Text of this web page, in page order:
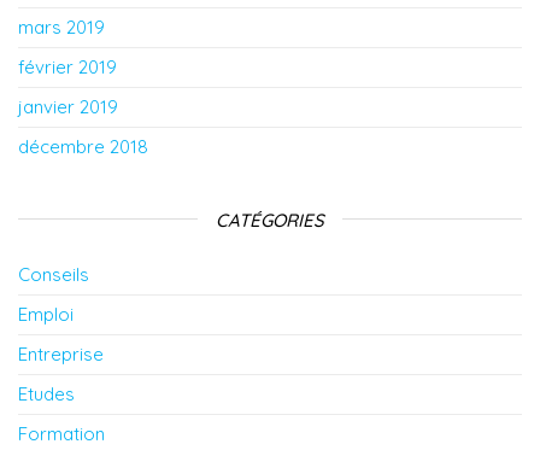
mars 2019
février 2019
janvier 2019
décembre 2018
CATÉGORIES
Conseils
Emploi
Entreprise
Etudes
Formation